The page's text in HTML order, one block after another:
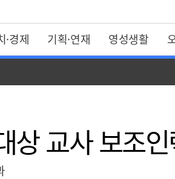
·경제 기획·연재 영성생활
상 교사 보조